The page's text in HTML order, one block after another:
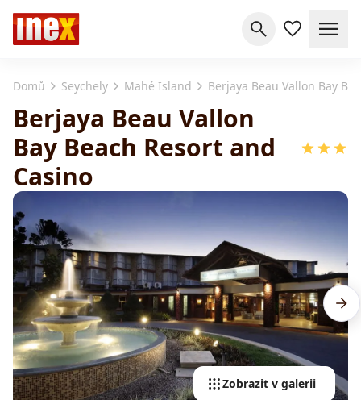
Domů Seychely Mahé Island Berjaya Beau Vallon Bay
Berjaya Beau Vallon
Bay Beach Resort and
Casino
Zobrazit v galerii